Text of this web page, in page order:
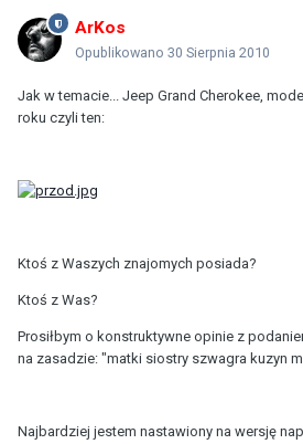
ArKos
Opublikowano 30 Sierpnia 2010
Jak w temacie... Jeep Grand Cherokee,
roku czyli ten:
Ktoś z Waszych znajomych posiada?
Ktoś z Was?
Prosiłbym o konstruktywne opinie z
na zasadzie: "matki siostry szwagra kuzyn
Najbardziej jestem nastawiony na wersję